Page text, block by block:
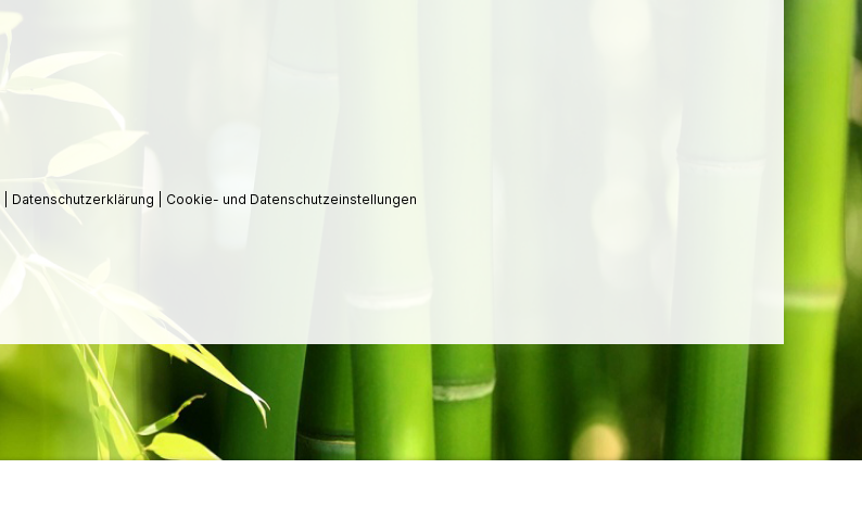
Datenschutzerklärung Cookie- und Datenschutzeinstellungen